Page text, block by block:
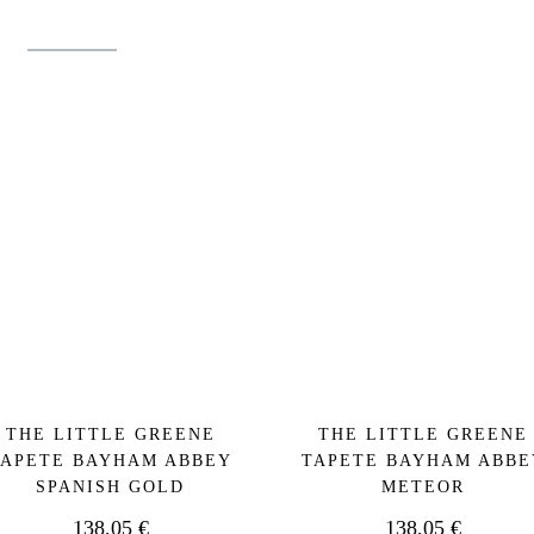
THE LITTLE GREENE
BAYHAM ABBEY
SPANISH GOLD
138,05 €
THE LITTLE GREENE
TAPETE BAYHAM
METEOR
138,05 €